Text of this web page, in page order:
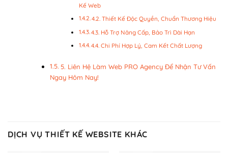
Kế Web
4.2. Thiết Kế Độc Quyền, Chuẩn Thương Hiệu
4.3. Hỗ Trợ Nâng Cấp, Bảo Trì Dài Hạn
4.4. Chi Phí Hợp Lý, Cam Kết Chất Lượng
5. Liên Hệ Làm Web PRO Agency Để Nhận Tư Vấn
Ngay Hôm Nay!
DỊCH VỤ THIẾT KẾ WEBSITE KHÁC